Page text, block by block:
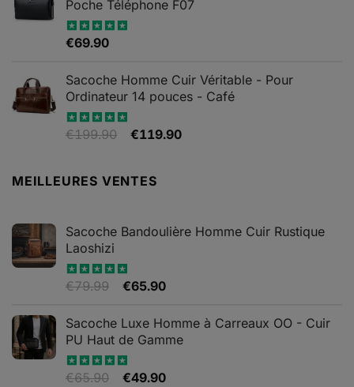
du
produit
Poche Téléphone F07
Note4.67
€69.90
Sacoche Homme Cuir Véritable - Pour
Ordinateur 14 pouces - Café
Note5.00
€199.90
Le
était :
€119.90Le
MEILLEURES VENTES
Sacoche Bandoulière Homme Cuir Rustique
Laoshizi
Note4.88
€79.99
Le
initial
était :
€79.99.
€65.90Le
actuel
est :
Sacoche Luxe Homme à Carreaux OO - Cuir
PU Haut de Gamme
Note4.82
€65.90
Le
€49.90Le